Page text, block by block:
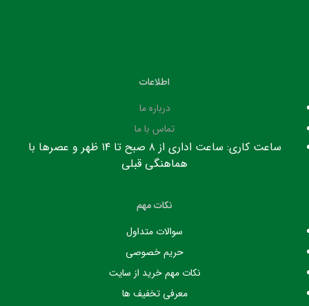
اطلاعات
درباره ما
تماس با ما
ساعت کاری: ساعت اداری از ۸ صبح تا ۱۴ ظهر و عصرها با
هماهنگی قبلی
نکات مهم
سوالات متداول
حریم خصوصی
نکات مهم خرید از سایت
معرفی تخفیف ها